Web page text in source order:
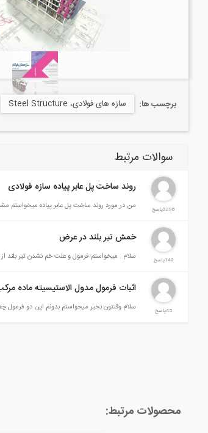
برچسب ها: سازه های فولادی، Steel Structure
سوالات مرتبط
3298پاسخ
روند ساخت پل عابر پیاده سازه فولادی
من در مورد روند ساخت پل عابر پیاده میخواستم
140پاسخ
خمش تیر بلند در عرض
سلام . میخواستم فرمول و علت خم نشدن تیر
45پاسخ
اثبات فرمول مدول الاستیسیته ماده
سلام وقتتون بخیر میخواستم بدونم این دو فرمول
محصولات مرتبط: